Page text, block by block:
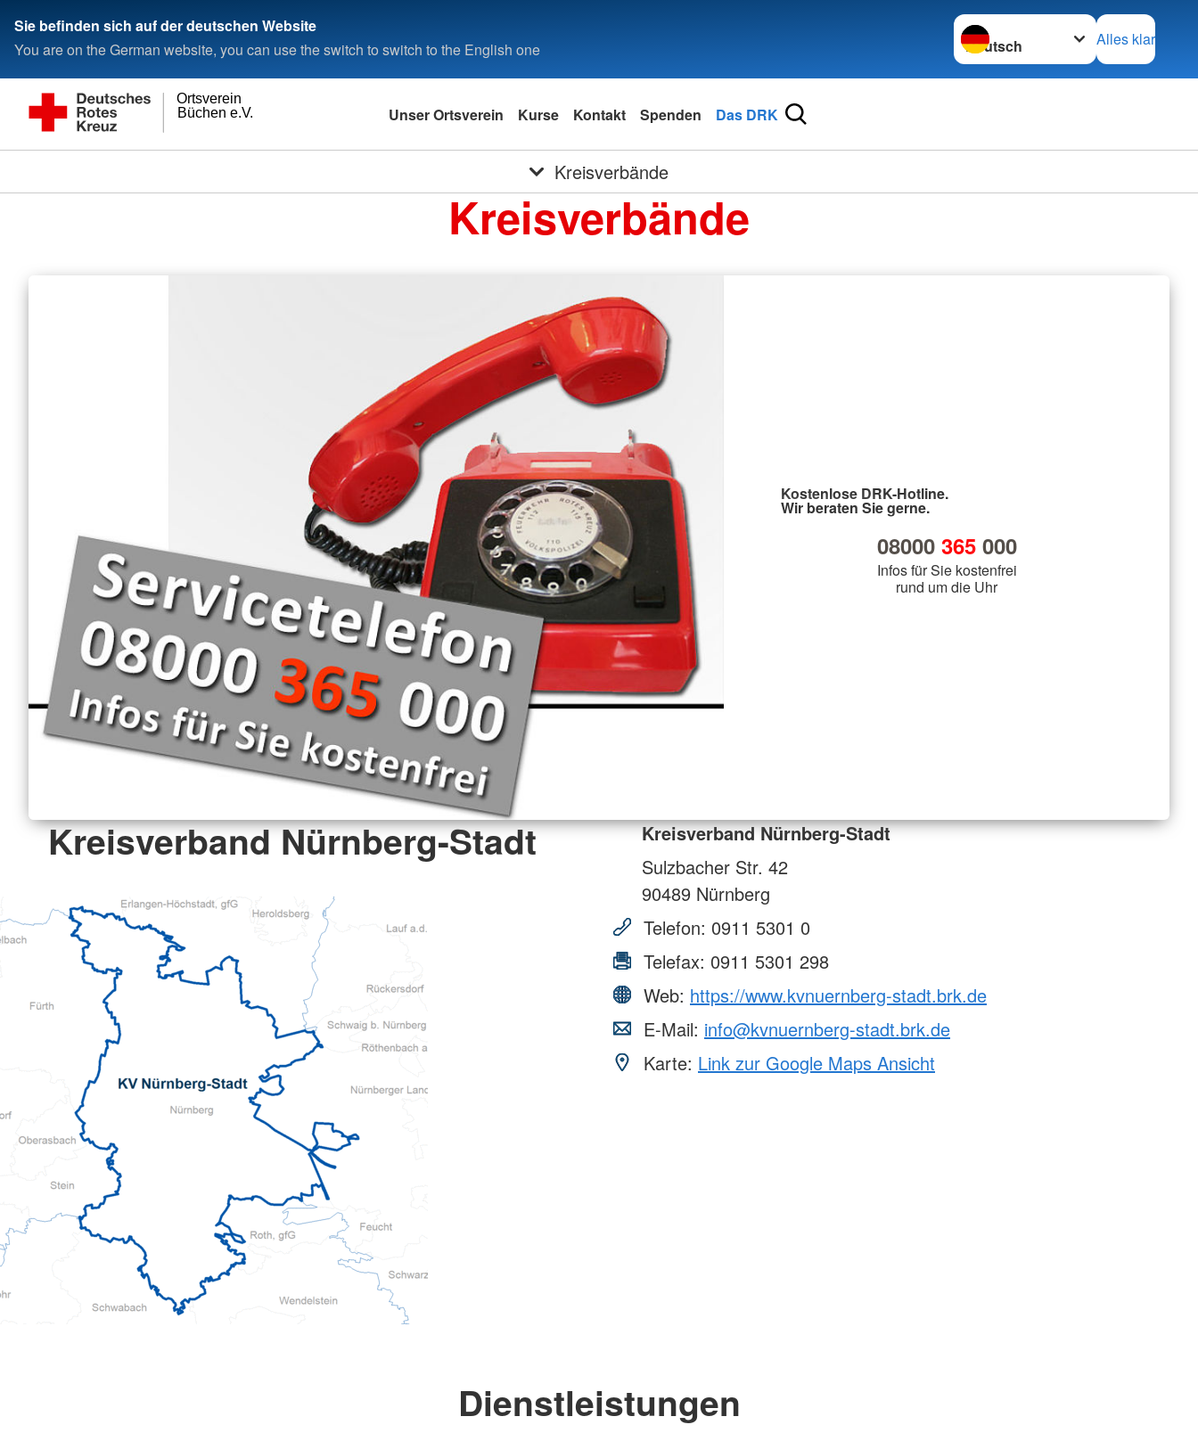
Sie befinden sich auf der deutschen Website
You are on the German website, you can use the switch to switch to the English one
Sprache wechseln zu
Alles klar
Büchen e.V.
Ortsverein
Unser Ortsverein Kurse Kontakt Spenden Das DRK
Kreisverbände
Kreisverbände
Kostenlose DRK-Hotline.
Wir beraten Sie gerne.
08000 365000
Infos für Sie kostenfrei
rund um die Uhr
Kreisverband Nürnberg-Stadt
Kreisverband Nürnberg-Stadt
Sulzbacher Str. 42
90489 Nürnberg
Telefon: 0911 5301 0
Telefax: 0911 5301 298
Web: https://www.kvnuernberg-stadt.brk.de
E-Mail: info@kvnuernberg-stadt.brk.de
Karte: Link zur Google Maps Ansicht
Dienstleistungen